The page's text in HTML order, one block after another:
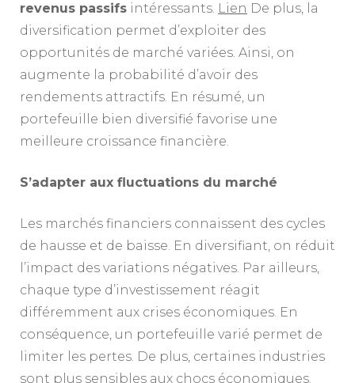
revenus passifs intéressants. Lien De plus, la
diversification permet d’exploiter des
opportunités de marché variées. Ainsi, on
augmente la probabilité d’avoir des
rendements attractifs. En résumé, un
portefeuille bien diversifié favorise une
meilleure croissance financière.
S’adapter aux fluctuations du marché
Les marchés financiers connaissent des cycles
de hausse et de baisse. En diversifiant, on réduit
l’impact des variations négatives. Par ailleurs,
chaque type d’investissement réagit
différemment aux crises économiques. En
conséquence, un portefeuille varié permet de
limiter les pertes. De plus, certaines industries
sont plus sensibles aux chocs économiques.